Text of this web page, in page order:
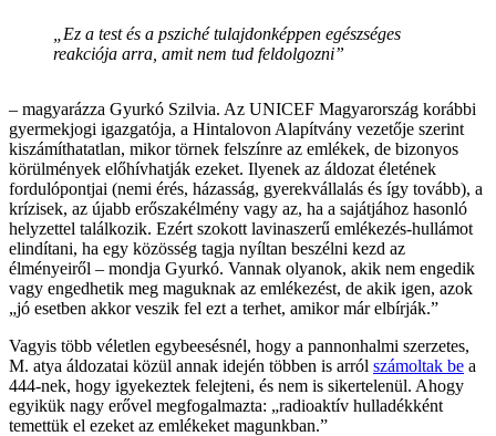
„Ez a test és a psziché tulajdonképpen egészséges
reakciója arra, amit nem tud feldolgozni”
– magyarázza Gyurkó Szilvia. Az UNICEF Magyarország korábbi
gyermekjogi igazgatója, a Hintalovon Alapítvány vezetője szerint
kiszámíthatatlan, mikor törnek felszínre az emlékek, de bizonyos
körülmények előhívhatják ezeket. Ilyenek az áldozat életének
fordulópontjai (nemi érés, házasság, gyerekvállalás és így tovább), a
krízisek, az újabb erőszakélmény vagy az, ha a sajátjához hasonló
helyzettel találkozik. Ezért szokott lavinaszerű emlékezés-hullámot
elindítani, ha egy közösség tagja nyíltan beszélni kezd az
élményeiről – mondja Gyurkó. Vannak olyanok, akik nem engedik
vagy engedhetik meg maguknak az emlékezést, de akik igen, azok
„jó esetben akkor veszik fel ezt a terhet, amikor már elbírják.”
Vagyis több véletlen egybeesésnél, hogy a pannonhalmi szerzetes,
M. atya áldozatai közül annak idején többen is arról számoltak be a
444-nek, hogy igyekeztek felejteni, és nem is sikertelenül. Ahogy
egyikük nagy erővel megfogalmazta: „radioaktív hulladékként
temettük el ezeket az emlékeket magunkban.”